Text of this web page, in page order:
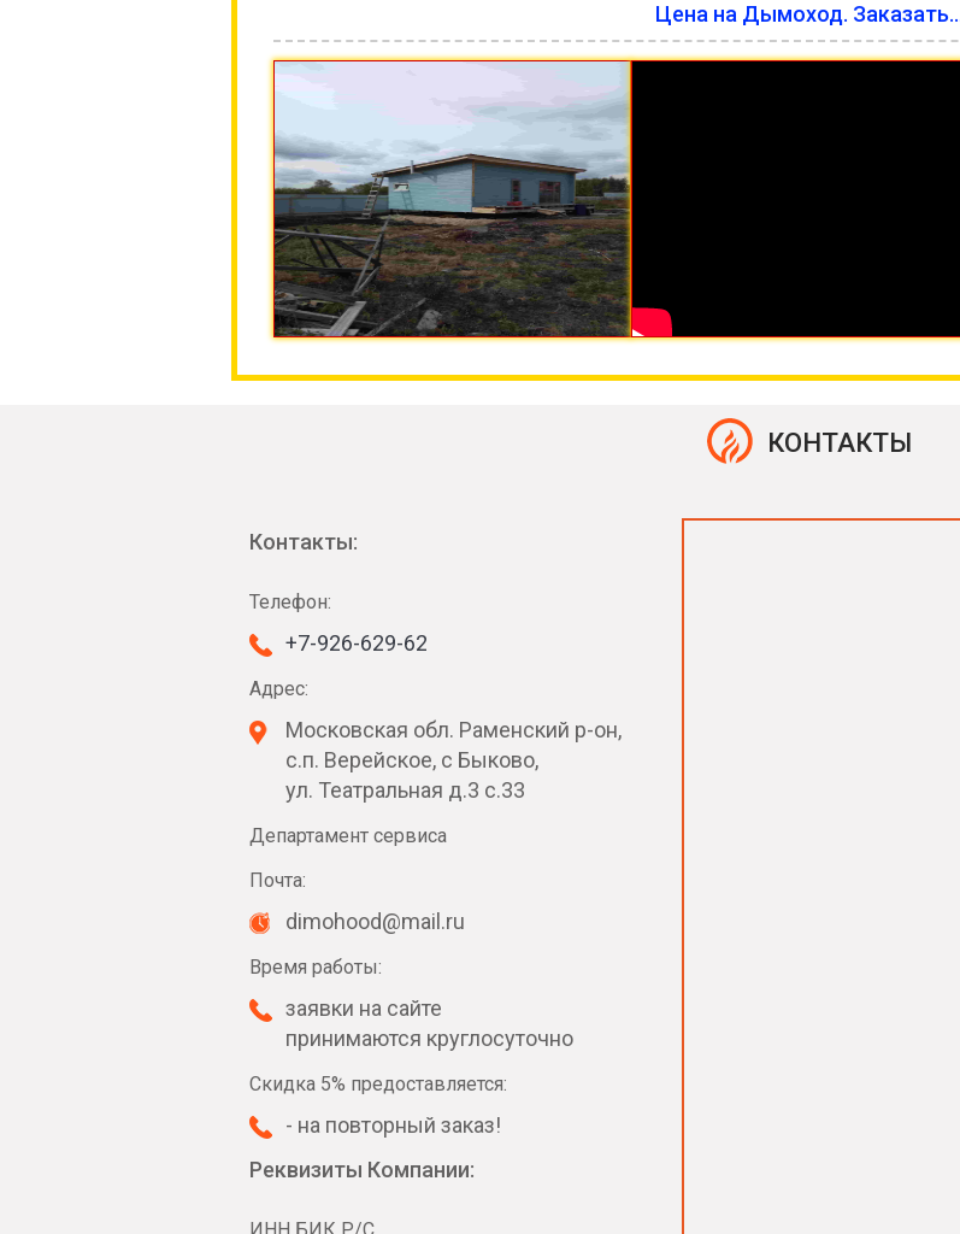
Цена на Дымоход.
КОНТАКТЫ
Контакты:
Телефон:
+7-926-629-62
Адрес:
Московская обл. Раменский р-он,
с.п. Верейское, с Быково,
ул. Театральная д.3 с.33
Департамент сервиса
Почта:
dimohood@mail.ru
Время работы:
заявки на сайте
принимаются круглосуточно
Скидка 5% предоставляется:
- на повторный заказ!
Реквизиты Компании: